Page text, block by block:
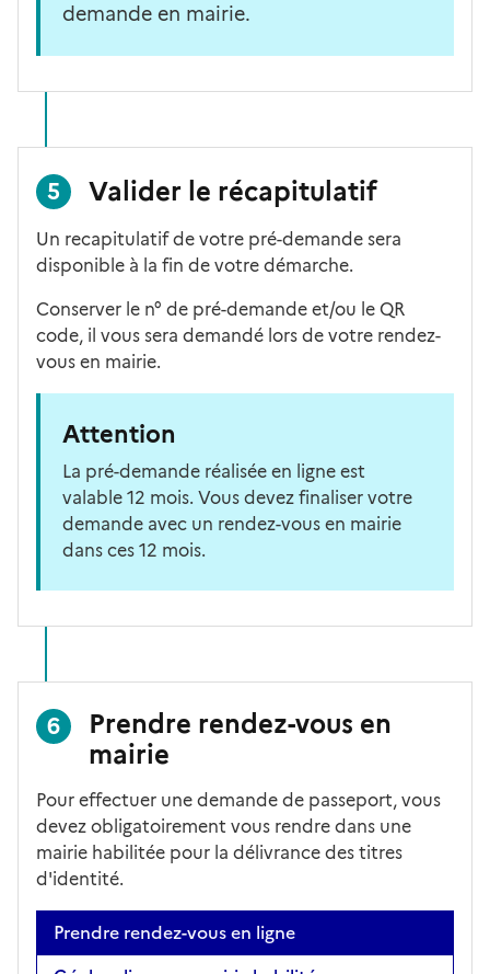
demande en mairie.
5 Valider le récapitulatif
Un recapitulatif de votre pré-demande sera
disponible à la fin de votre démarche.
Conserver le n° de pré-demande et/ou le QR
code, il vous sera demandé lors de votre rendez-
vous en mairie.
Attention
La pré-demande réalisée en ligne est
valable 12 mois. Vous devez finaliser votre
demande avec un rendez-vous en mairie
dans ces 12 mois.
6
Prendre rendez-vous en
mairie
Pour effectuer une demande de passeport, vous
devez obligatoirement vous rendre dans une
mairie habilitée pour la délivrance des titres
d'identité.
Prendre rendez-vous en ligne